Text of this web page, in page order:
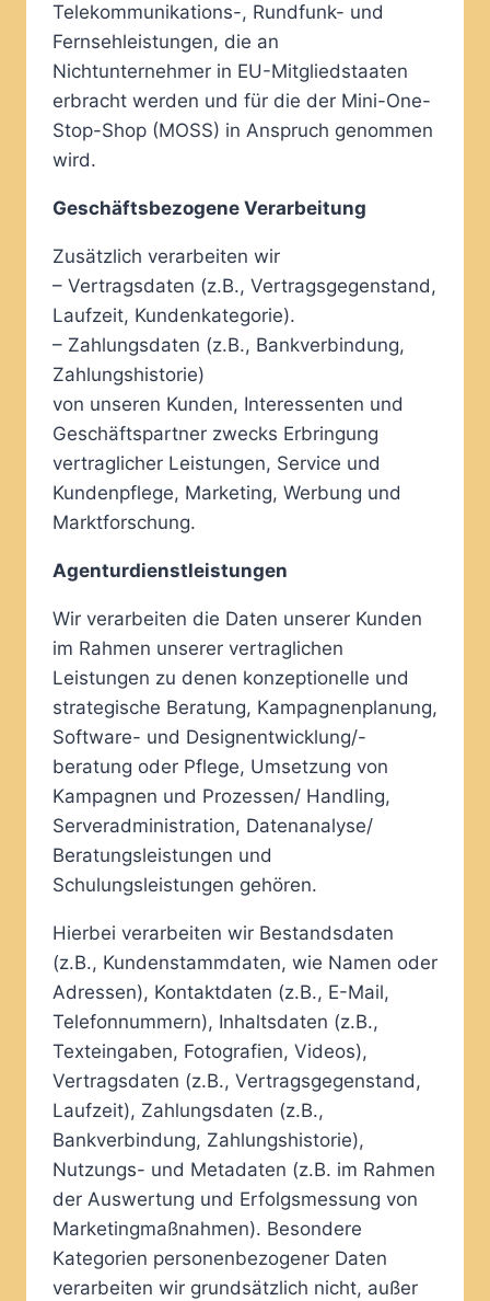
Telekommunikations-, Rundfunk- und
Fernsehleistungen, die an
Nichtunternehmer in EU-Mitgliedstaaten
erbracht werden und für die der Mini-One-
Stop-Shop (MOSS) in Anspruch genommen
wird.
Geschäftsbezogene Verarbeitung
Zusätzlich verarbeiten wir
– Vertragsdaten (z.B., Vertragsgegenstand,
Laufzeit, Kundenkategorie).
– Zahlungsdaten (z.B., Bankverbindung,
Zahlungshistorie)
von unseren Kunden, Interessenten und
Geschäftspartner zwecks Erbringung
vertraglicher Leistungen, Service und
Kundenpflege, Marketing, Werbung und
Marktforschung.
Agenturdienstleistungen
Wir verarbeiten die Daten unserer Kunden
im Rahmen unserer vertraglichen
Leistungen zu denen konzeptionelle und
strategische Beratung, Kampagnenplanung,
Software- und Designentwicklung/-
beratung oder Pflege, Umsetzung von
Kampagnen und Prozessen/ Handling,
Serveradministration, Datenanalyse/
Beratungsleistungen und
Schulungsleistungen gehören.
Hierbei verarbeiten wir Bestandsdaten
(z.B., Kundenstammdaten, wie Namen oder
Adressen), Kontaktdaten (z.B., E-Mail,
Telefonnummern), Inhaltsdaten (z.B.,
Texteingaben, Fotografien, Videos),
Vertragsdaten (z.B., Vertragsgegenstand,
Laufzeit), Zahlungsdaten (z.B.,
Bankverbindung, Zahlungshistorie),
Nutzungs- und Metadaten (z.B. im Rahmen
der Auswertung und Erfolgsmessung von
Marketingmaßnahmen). Besondere
Kategorien personenbezogener Daten
verarbeiten wir grundsätzlich nicht, außer